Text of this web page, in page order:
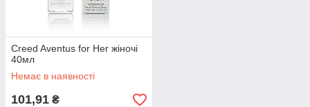
Creed Aventus for Her жіночі
40мл
Немає в наявності
101,91 ₴